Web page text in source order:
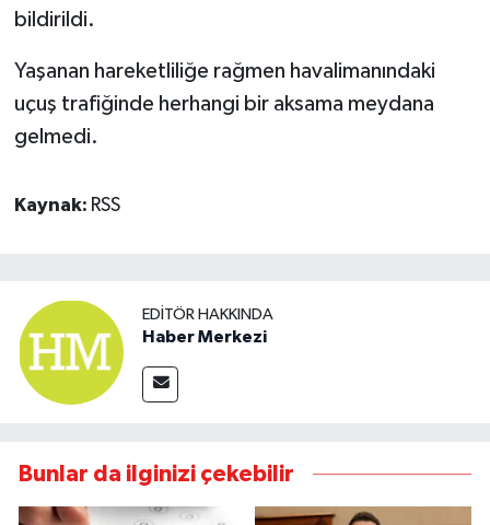
bildirildi.
Yaşanan hareketliliğe rağmen havalimanındaki
uçuş trafiğinde herhangi bir aksama meydana
gelmedi.
Kaynak: RSS
EDITÖR HAKKINDA
Haber Merkezi
Bunlar da ilginizi çekebilir